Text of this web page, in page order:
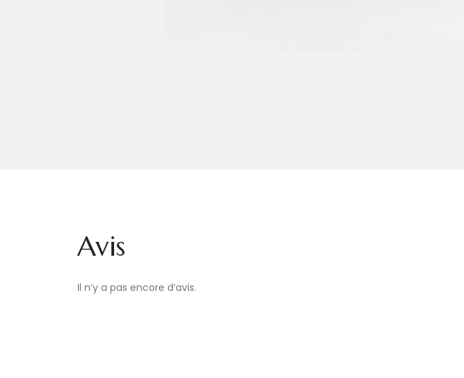
Avis
Il n’y a pas encore d’avis.